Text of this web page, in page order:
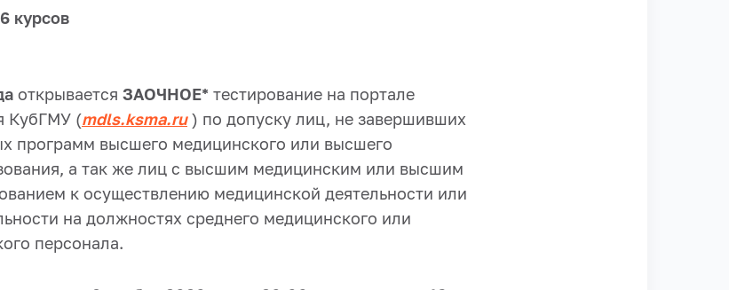
курсов
открывается ЗАОЧНОЕ* тестирование на портале
КубГМУ (mdls.ksma.ru ) по допуску лиц, не завершивших
программ высшего медицинского или высшего
а так же лиц с высшим медицинским или высшим
к осуществлению медицинской деятельности или
на должностях среднего медицинского или
персонала.